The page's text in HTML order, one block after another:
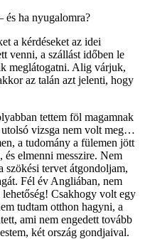
és ha nyugalomra?
a kérdéseket az idei
venni, a szállást időben le
meglátogatni. Alig várjuk,
az talán azt jelenti, hogy
tettem föl magamnak
utolsó vizsga nem volt meg…
a tudomány a fülemen jött
elmenni messzire. Nem
szökési tervet átgondoljam,
Fél év Angliában, nem
Csakhogy volt egy
tudtam otthon hagyni, a
ami nem engedett tovább
két ország gondjaival.